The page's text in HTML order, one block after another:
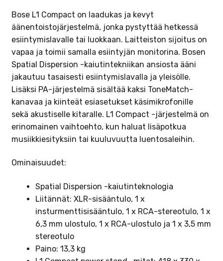
Bose L1 Compact on laadukas ja kevyt
äänentoistojärjestelmä, jonka pystyttää hetkessä
esiintymislavalle tai luokkaan. Laitteiston sijoitus on
vapaa ja toimii samalla esiintyjän monitorina. Bosen
Spatial Dispersion -kaiutintekniikan ansiosta ääni
jakautuu tasaisesti esiintymislavalla ja yleisölle.
Lisäksi PA-järjestelmä sisältää kaksi ToneMatch-
kanavaa ja kiinteät esiasetukset käsimikrofonille
sekä akustiselle kitaralle. L1 Compact -järjestelmä on
erinomainen vaihtoehto, kun haluat lisäpotkua
musiikkiesityksiin tai kuuluvuutta luentosaleihin.
Ominaisuudet:
Spatial Dispersion -kaiutinteknologia
Liitännät: XLR-sisääntulo, 1 x
insturmenttisisääntulo, 1 x RCA-stereotulo, 1 x
6,3 mm ulostulo, 1 x RCA-ulostulo ja 1 x 3,5 mm
stereotulo
Paino: 13,3 kg